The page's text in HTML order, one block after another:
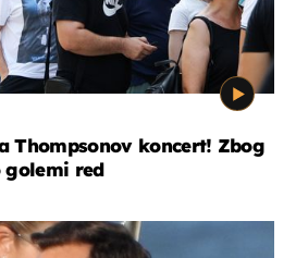
Thompsonov koncert! Zbog
golemi red